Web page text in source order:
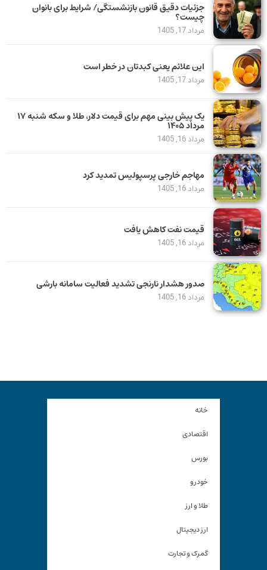
جزئیات دقیق قانون بازنشستگی/ شرایط برای بانوان
چیست؟
مرداد 17, 1405
این علائم یعنی کبدتان در خطر است
مرداد 17, 1405
یک پیش ‌بینی مهم برای قیمت دلار، طلا و سکه شنبه ۱۷
مرداد ۱۴۰۵
مرداد 16, 1405
مهاجم خارجی پرسپولیس تمدید کرد
مرداد 16, 1405
قیمت نفت کاهش یافت
مرداد 16, 1405
صدور هشدار نارنجی تشدید فعالیت سامانه بارشی
مرداد 16, 1405
خانه
اقتصادی
بورس
خودرو
طلا و ارز
ارز دیجیتال
گمرک و تجارت